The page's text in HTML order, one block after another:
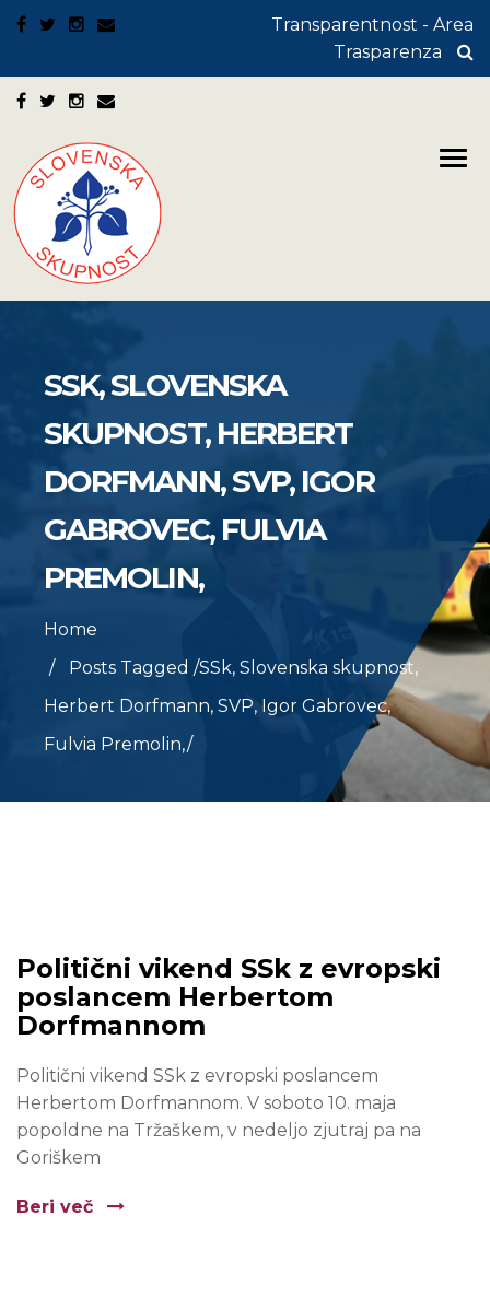
Transparentnost - Area
Trasparenza
SSK, SLOVENSKA
SKUPNOST, HERBERT
DORFMANN, SVP, IGOR
GABROVEC, FULVIA
PREMOLIN,
Home
Posts Tagged /SSk, Slovenska skupnost,
Herbert Dorfmann, SVP, Igor Gabrovec,
Fulvia Premolin,/
Politični vikend SSk z evropski
poslancem Herbertom
Dorfmannom
Politični vikend SSk z evropski poslancem
Herbertom Dorfmannom. V soboto 10. maja
popoldne na Tržaškem, v nedeljo zjutraj pa na
Goriškem
Beri več